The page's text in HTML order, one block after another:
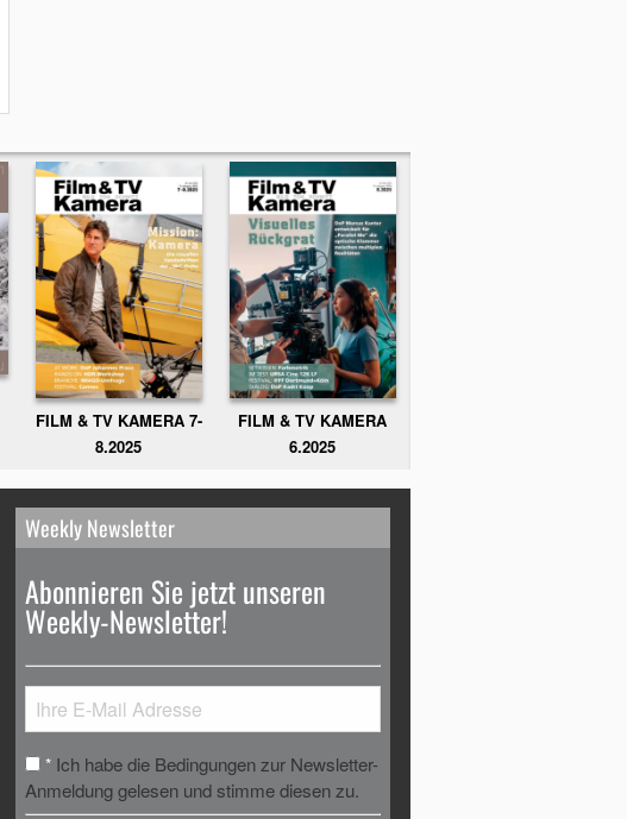
FILM & TV KAMERA 7-
8.2025
FILM & TV KAMERA
6.2025
Weekly Newsletter
Abonnieren Sie jetzt unseren
Weekly-Newsletter!
* Ich habe die Bedingungen zur Newsletter-
Anmeldung gelesen und stimme diesen zu.